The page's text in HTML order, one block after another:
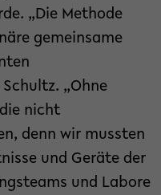
„Die Methode
gemeinsame
„Ohne
nicht
denn wir mussten
und Geräte der
und Labore